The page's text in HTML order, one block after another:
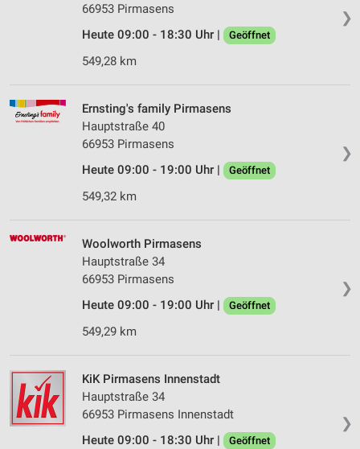
❯
66953 Pirmasens
Heute 09:00 - 18:30 Uhr |
Geöffnet
549,28 km
❯
Ernsting's family Pirmasens
Hauptstraße 40
66953 Pirmasens
Heute 09:00 - 19:00 Uhr |
Geöffnet
549,32 km
❯
Woolworth Pirmasens
Hauptstraße 34
66953 Pirmasens
Heute 09:00 - 19:00 Uhr |
Geöffnet
549,29 km
❯
KiK Pirmasens Innenstadt
Hauptstraße 34
66953 Pirmasens Innenstadt
Heute 09:00 - 18:30 Uhr |
Geöffnet